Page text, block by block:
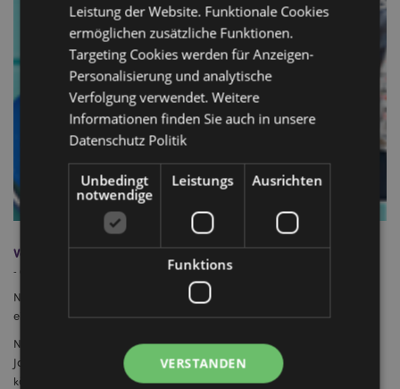
Volkswagen T1 Bulli
-
Nehmen Sie die Sonnenbrille und springen Sie in den Bus - wir machen
eine Autoreise!
Nach langer Planungszeit hat sich Puckator sehr gefreut, Anfang des
Jahres unsere lizenzierte
VW-BulliKollektion auf den Markt bringen zu
können – und jetzt eine neue Vielfalt an Produkte macht sich rechtzeitig
Leistung der Website. Funktionale Cookies
ermöglichen zusätzliche Funktionen.
Targeting Cookies werden für Anzeigen-
Personalisierung und analytische
Verfolgung verwendet. Weitere
Informationen finden Sie auch in unsere
Datenschutz Politik
Unbedingt
notwendige
Leistungs Ausrichten
Funktions
VERSTANDEN